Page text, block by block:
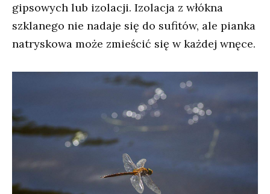
gipsowych lub izolacji. Izolacja z włókna
szklanego nie nadaje się do sufitów, ale pianka
natryskowa może zmieścić się w każdej wnęce.